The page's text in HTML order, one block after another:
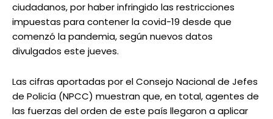
ciudadanos, por haber infringido las restricciones
impuestas para contener la covid-19 desde que
comenzó la pandemia, según nuevos datos
divulgados este jueves.
Las cifras aportadas por el Consejo Nacional de Jefes
de Policía (NPCC) muestran que, en total, agentes de
las fuerzas del orden de este país llegaron a aplicar